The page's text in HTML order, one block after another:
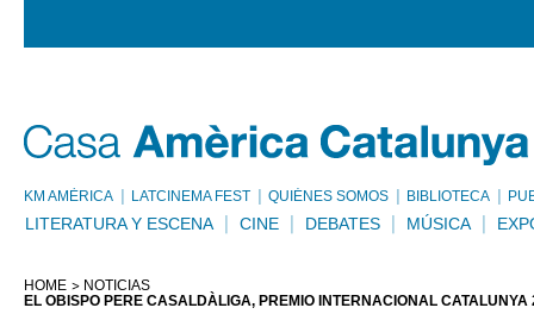
KM AMÈRICA LATCINEMA FEST QUIÉNES SOMOS BIBLIOTECA
LITERATURA Y ESCENA CINE DEBATES MÚSICA
HOME
NOTICIAS
EL OBISPO PERE CASALDÀLIGA, PREMIO INTERNACIONAL